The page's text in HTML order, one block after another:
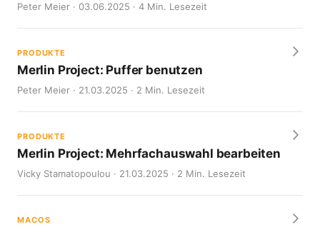
Peter Meier · 03.06.2025 · 4 Min. Lesezeit
PRODUKTE
Merlin Project: Puffer benutzen
Peter Meier · 21.03.2025 · 2 Min. Lesezeit
PRODUKTE
Merlin Project: Mehrfachauswahl bearbeiten
Vicky Stamatopoulou · 21.03.2025 · 2 Min. Lesezeit
MACOS